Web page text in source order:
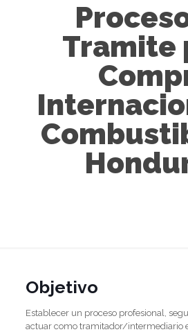
Tramite
Objetivo
Establecer un proceso profesional,
actuar como tramitador/intermediario